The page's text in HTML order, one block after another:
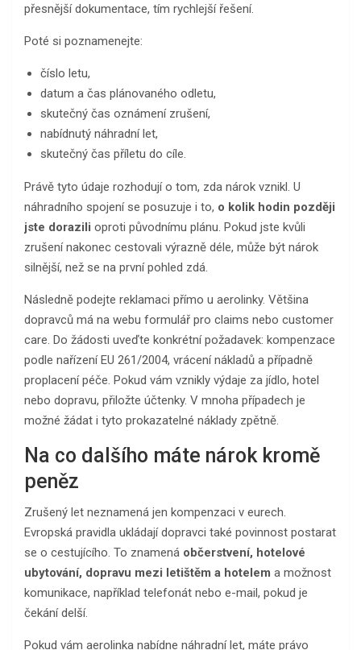
přesnější dokumentace, tím rychlejší řešení.
Poté si poznamenejte:
číslo letu,
datum a čas plánovaného odletu,
skutečný čas oznámení zrušení,
nabídnutý náhradní let,
skutečný čas příletu do cíle.
Právě tyto údaje rozhodují o tom, zda nárok vznikl. U
náhradního spojení se posuzuje i to, o kolik hodin později
jste dorazili oproti původnímu plánu. Pokud jste kvůli
zrušení nakonec cestovali výrazně déle, může být nárok
silnější, než se na první pohled zdá.
Následně podejte reklamaci přímo u aerolinky. Většina
dopravců má na webu formulář pro claims nebo customer
care. Do žádosti uveďte konkrétní požadavek: kompenzace
podle nařízení EU 261/2004, vrácení nákladů a případně
proplacení péče. Pokud vám vznikly výdaje za jídlo, hotel
nebo dopravu, přiložte účtenky. V mnoha případech je
možné žádat i tyto prokazatelné náklady zpětně.
Na co dalšího máte nárok kromě
peněz
Zrušený let neznamená jen kompenzaci v eurech.
Evropská pravidla ukládají dopravci také povinnost postarat
se o cestujícího. To znamená občerstvení, hotelové
ubytování, dopravu mezi letištěm a hotelem a možnost
komunikace, například telefonát nebo e-mail, pokud je
čekání delší.
Pokud vám aerolinka nabídne náhradní let, máte právo